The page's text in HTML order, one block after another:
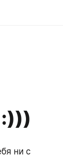
ни с